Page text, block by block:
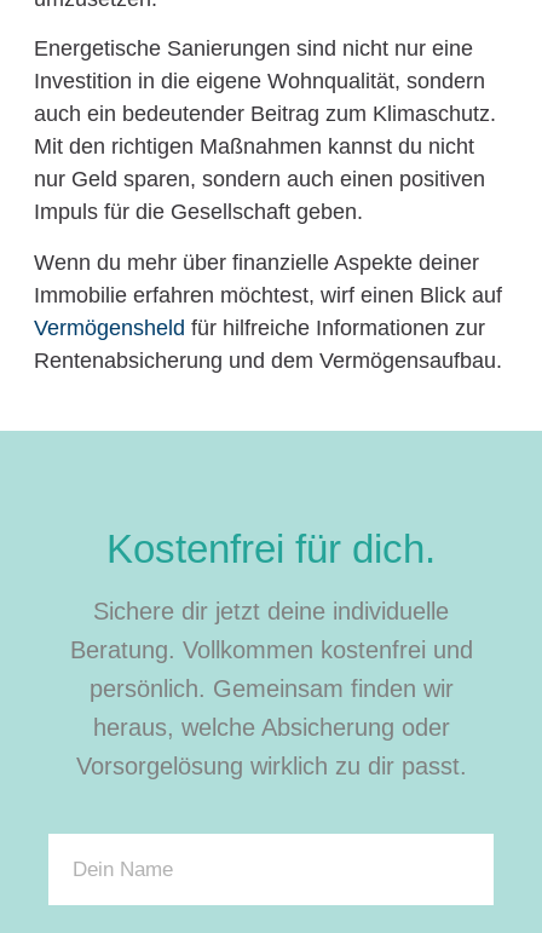
Energetische Sanierungen sind nicht nur eine
Investition in die eigene Wohnqualität, sondern
auch ein bedeutender Beitrag zum Klimaschutz.
Mit den richtigen Maßnahmen kannst du nicht
nur Geld sparen, sondern auch einen positiven
Impuls für die Gesellschaft geben.
Wenn du mehr über finanzielle Aspekte deiner
Immobilie erfahren möchtest, wirf einen Blick auf
Vermögensheld für hilfreiche Informationen zur
Rentenabsicherung und dem Vermögensaufbau.
Kostenfrei für dich.
Sichere dir jetzt deine individuelle
Beratung. Vollkommen kostenfrei und
persönlich. Gemeinsam finden wir
heraus, welche Absicherung oder
Vorsorgelösung wirklich zu dir passt.